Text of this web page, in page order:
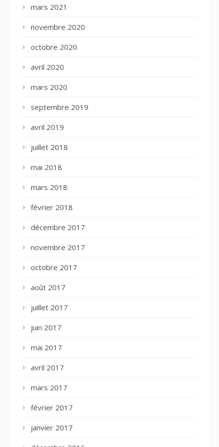
mars 2021
novembre 2020
octobre 2020
avril 2020
mars 2020
septembre 2019
avril 2019
juillet 2018
mai 2018
mars 2018
février 2018
décembre 2017
novembre 2017
octobre 2017
août 2017
juillet 2017
juin 2017
mai 2017
avril 2017
mars 2017
février 2017
janvier 2017